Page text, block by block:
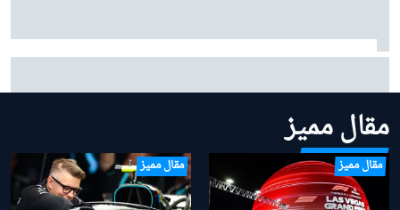
سائق سابق ينتقد "فيا" لعدم تحركها مبكرًا بشأن قوانين
مقال مميز
مقال مميز مقال مميز